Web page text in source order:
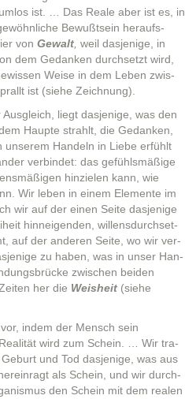
ist. … Das Reale aber ist es, in
Bewußt­sein her­auf­s­
von Gewalt, weil das­jenige, in
dem Gedanken durch­set­zt wird,
Weise in dem Leben zwis­
ist (siehe Zeichnung).
liegt das­jenige, was den
Haupte strahlt, die Gedanken,
Han­deln in Liebe erfühlt
verbindet: das gefühlsmäßige
hinzie­len kann, wie
Wir leben in einem Ele­mente im
wir auf der einen Seite das­jenige
hin­neigen­den, wil­lens­durch­set­
auf der anderen Seite, wo wir ver­
zu haben, was in unser Han­
zwis­chen bei­den
her die Weisheit (siehe
indem der Men­sch sein
wird zum Schein. … Wir tra­
und Tod das­jenige, was aus
als Schein, und wir durch­
den Schein mit dem realen